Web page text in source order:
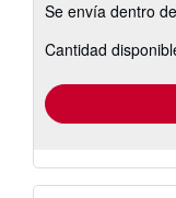
Se envía dentro
Cantidad